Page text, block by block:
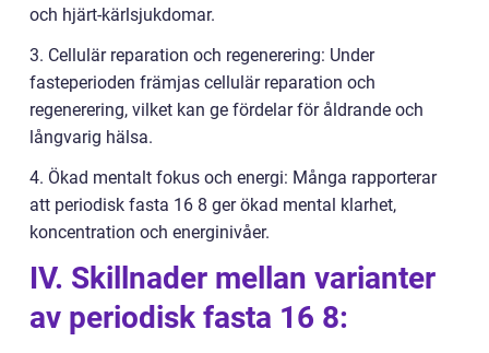
och hjärt-kärlsjukdomar.
3. Cellulär reparation och regenerering: Under
fasteperioden främjas cellulär reparation och
regenerering, vilket kan ge fördelar för åldrande och
långvarig hälsa.
4. Ökad mentalt fokus och energi: Många rapporterar
att periodisk fasta 16 8 ger ökad mental klarhet,
koncentration och energinivåer.
IV. Skillnader mellan varianter
av periodisk fasta 16 8: